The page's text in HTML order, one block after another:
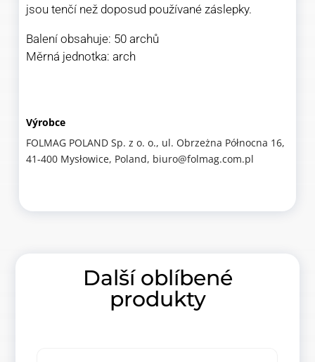
jsou tenčí než doposud používané záslepky.
Balení obsahuje: 50 archů
Měrná jednotka: arch
Výrobce
FOLMAG POLAND Sp. z o. o., ul. Obrzeżna Północna 16,
41-400 Mysłowice, Poland, biuro@folmag.com.pl
Další oblíbené
produkty